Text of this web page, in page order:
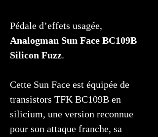
Pédale d’effets usagée,
Analogman Sun Face BC109B
Silicon Fuzz.
Cette Sun Face est équipée de
transistors TFK BC109B en
silicium, une version reconnue
pour son attaque franche, sa